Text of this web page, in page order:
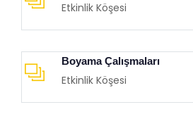
Etkinlik Köşesi
Boyama Çalışmaları
Etkinlik Köşesi